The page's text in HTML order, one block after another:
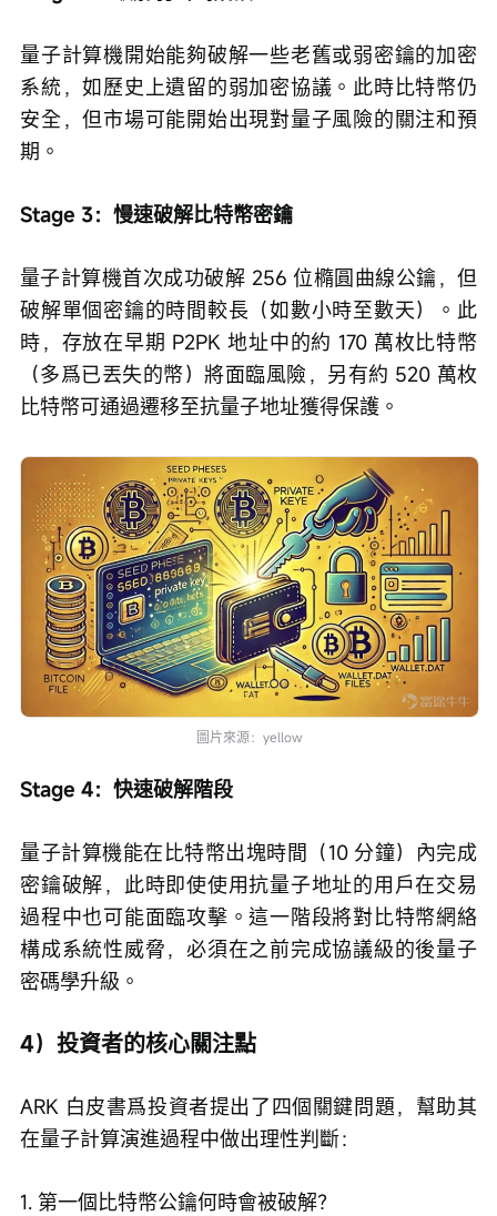
量子計算機開始能夠破解一些老舊或弱密鑰的加密
系統，如歷史上遺留的弱加密協議。此時比特幣仍
安全，但市場可能開始出現對量子風險的關注和預
期。
Stage 3：慢速破解比特幣密鑰
量子計算機首次成功破解 256 位橢圓曲線公鑰，但
破解單個密鑰的時間較長（如數小時至數天）。此
時，存放在早期 P2PK 地址中的約 170 萬枚比特幣
（多爲已丟失的幣）將面臨風險，另有約 520 萬枚
比特幣可通過遷移至抗量子地址獲得保護。
圖片來源：yellow
Stage 4：快速破解階段
量子計算機能在比特幣出塊時間（10 分鐘）內完成
密鑰破解，此時即使使用抗量子地址的用戶在交易
過程中也可能面臨攻擊。這一階段將對比特幣網絡
構成系統性威脅，必須在之前完成協議級的後量子
密碼學升級。
4）投資者的核心關注點
ARK 白皮書爲投資者提出了四個關鍵問題，幫助其
在量子計算演進過程中做出理性判斷：
1. 第一個比特幣公鑰何時會被破解？